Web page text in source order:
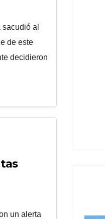
al
de este
decidieron
un alerta